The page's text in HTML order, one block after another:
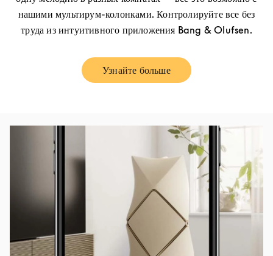
нашими мультирум-колонками. Контролируйте все без
труда из интуитивного приложения Bang & Olufsen.
Узнайте большеLink Opens in New Tab